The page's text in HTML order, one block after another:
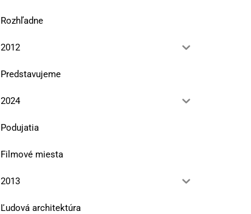
Rozhľadne
2012
Predstavujeme
2024
Podujatia
Filmové miesta
2013
Ľudová architektúra